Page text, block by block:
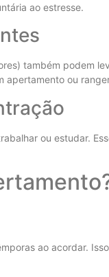
ao estresse.
também podem
apertamento ou
ou estudar.
ao acordar.